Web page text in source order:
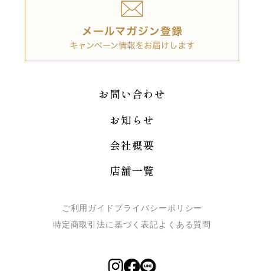
お問い合わせ
お知らせ
会社概要
店舗一覧
ご利用ガイド プライバシーポリシー
特定商取引法に基づく表記よくある質問